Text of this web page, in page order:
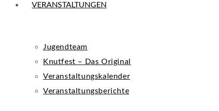
VERANSTALTUNGEN
Jugendteam
Knutfest – Das Original
Veranstaltungskalender
Veranstaltungsberichte